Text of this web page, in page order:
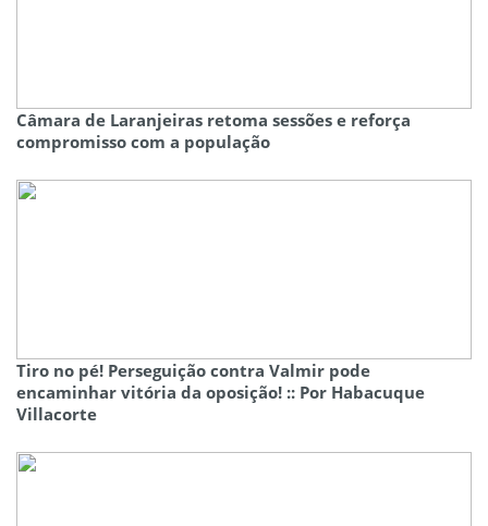
Câmara de Laranjeiras retoma sessões e reforça
compromisso com a população
Tiro no pé! Perseguição contra Valmir pode
encaminhar vitória da oposição! :: Por Habacuque
Villacorte